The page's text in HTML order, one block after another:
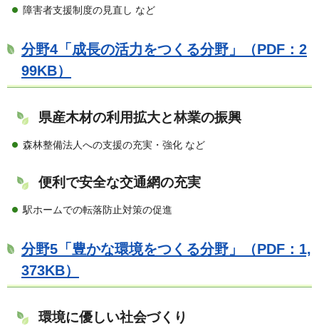
障害者支援制度の見直し など
分野4「成長の活力をつくる分野」（PDF：2
99KB）
県産木材の利用拡大と林業の振興
森林整備法人への支援の充実・強化 など
便利で安全な交通網の充実
駅ホームでの転落防止対策の促進
分野5「豊かな環境をつくる分野」（PDF：1,
373KB）
環境に優しい社会づくり